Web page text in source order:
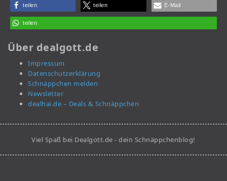
teilen teilen E-Mail
teilen
Über dealgott.de
Impressum
Datenschutzerklärung
Schnäppchen melden
Newsletter
dealhai.de – Deals & Schnäppchen
Viel Spaß bei Dealgott.de - dein Schnäppchenblog!